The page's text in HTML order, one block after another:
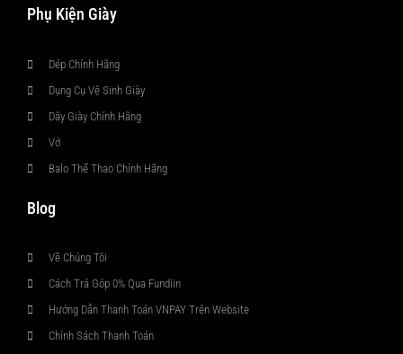
Phụ Kiện Giày
Dép Chính Hãng
Dụng Cụ Vệ Sinh Giày
Dây Giày Chính Hãng
Vớ
Balo Thể Thao Chính Hãng
Blog
Về Chúng Tôi
Cách Trả Góp 0% Qua Fundiin
Hướng Dẫn Thanh Toán VNPAY Trên Website
Chính Sách Thanh Toán